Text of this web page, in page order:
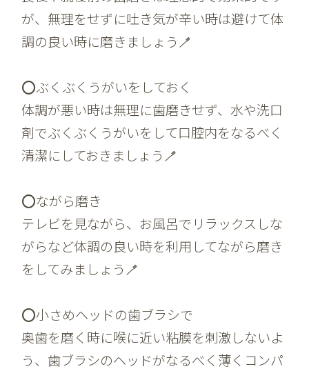
が、無理をせずに吐き気が辛い時は避けて体
調の良い時に磨きましょう🪥
⭕️ぶくぶくうがいをしておく
体調が悪い時は無理に歯磨きせず、水や洗口
剤でぶくぶくうがいをして口腔内をなるべく
清潔にしておきましょう🪥
⭕️ながら磨き
テレビを見ながら、お風呂でリラックスしな
がらなど体調の良い時を利用してながら磨き
をしてみましょう🪥
⭕️小さめヘッドの歯ブラシで
奥歯を磨く時に喉に近い粘膜を刺激しないよ
う、歯ブラシのヘッドがなるべく薄くコンパ